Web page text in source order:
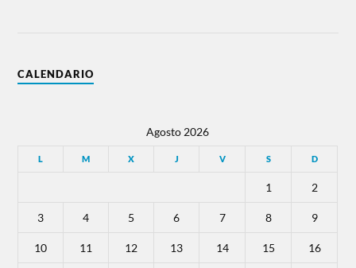
CALENDARIO
Agosto 2026
L M X J V S D
1 2
3 4 5 6 7 8 9
10 11 12 13 14 15 16